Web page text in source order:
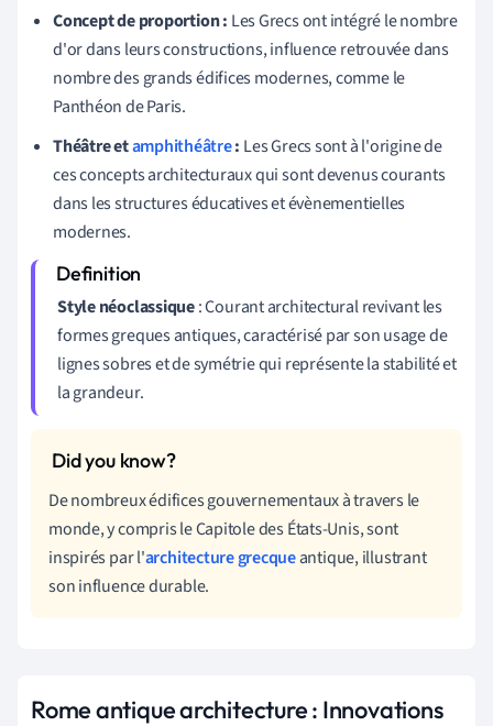
Concept de proportion : Les Grecs ont intégré le nombre
d'or dans leurs constructions, influence retrouvée dans
nombre des grands édifices modernes, comme le
Panthéon de Paris.
Théâtre etamphithéâtre: Les Grecs sont à l'origine de
ces concepts architecturaux qui sont devenus courants
dans les structures éducatives et évènementielles
modernes.
Style néoclassique: Courant architectural revivant les
formes greques antiques, caractérisé par son usage de
lignes sobres et de symétrie qui représente la stabilité et
la grandeur.
De nombreux édifices gouvernementaux à travers le
monde, y compris le Capitole des États-Unis, sont
inspirés par l'architecture grecqueantique, illustrant
son influence durable.
Rome antique architecture : Innovations